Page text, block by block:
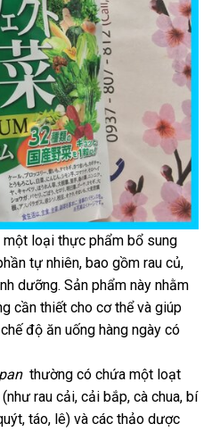
một loại thực phẩm bổ sung
tự nhiên, bao gồm rau củ,
dưỡng. Sản phẩm này nhằm
cần thiết cho cơ thể và giúp
độ ăn uống hàng ngày có
thường có chứa một loạt
rau cải, cải bắp, cà chua, bí
táo, lê) và các thảo dược